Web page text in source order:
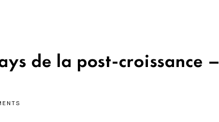
de la post-croissance –